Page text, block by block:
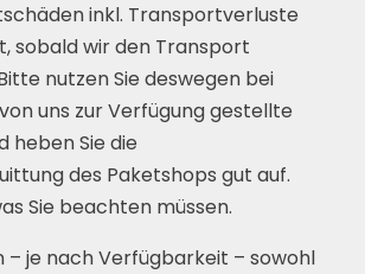
inkl. Transportverluste
sobald wir den Transport
nutzen Sie deswegen bei
uns zur Verfügung gestellte
heben Sie die
des Paketshops gut auf.
Sie beachten müssen.
– je nach Verfügbarkeit – sowohl